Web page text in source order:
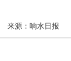
来源： 响水日报